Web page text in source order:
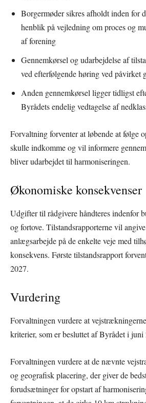
Borgermøder sikres afholdt inden for
henblik på vejledning om proces og
af forening
Gennemkørsel og udarbejdelse af
ved efterfølgende høring ved påvirket
Anden gennemkørsel ligger tidligst
Byrådets endelig vedtagelse af
Forvaltning forventer at løbende at følge
skulle indkomme og vil informere
bliver udarbejdet til harmoniseringen.
Økonomiske konsekvenser
Udgifter til rådgivere håndteres indenfor
og fortove. Tilstandsrapporterne vil
anlægsarbejde på de enkelte veje med
konsekvens. Første tilstandsrapport
2027.
Vurdering
Forvaltningen vurdere at
kriterier, som er besluttet af Byrådet i juni
Forvaltningen vurdere at de nævnte
og geografisk placering, der giver de
forudsætninger for opstart af